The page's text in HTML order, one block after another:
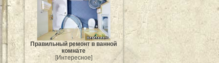
Правильный ремонт в ванной
комнате
[Интересное]